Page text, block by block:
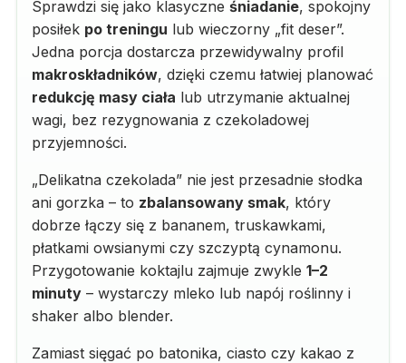
Sprawdzi się jako klasyczne śniadanie, spokojny
posiłek po treningu lub wieczorny „fit deser”.
Jedna porcja dostarcza przewidywalny profil
makroskładników, dzięki czemu łatwiej planować
redukcję masy ciała lub utrzymanie aktualnej
wagi, bez rezygnowania z czekoladowej
przyjemności.
„Delikatna czekolada” nie jest przesadnie słodka
ani gorzka – to zbalansowany smak, który
dobrze łączy się z bananem, truskawkami,
płatkami owsianymi czy szczyptą cynamonu.
Przygotowanie koktajlu zajmuje zwykle 1–2
minuty – wystarczy mleko lub napój roślinny i
shaker albo blender.
Zamiast sięgać po batonika, ciasto czy kakao z